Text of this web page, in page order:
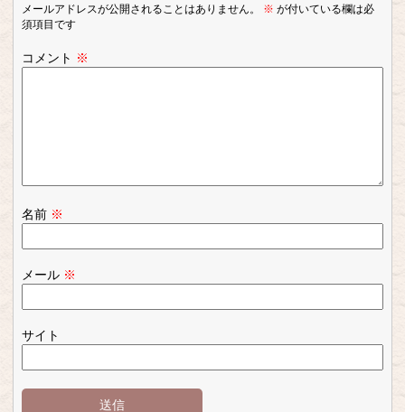
メールアドレスが公開されることはありません。
※ が付いている欄は必
須項目です
コメント ※
名前 ※
メール ※
サイト